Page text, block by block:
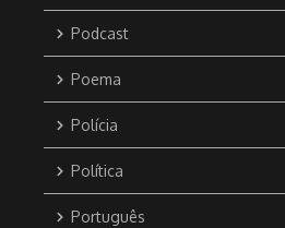
Podcast
Poema
Polícia
Política
Português